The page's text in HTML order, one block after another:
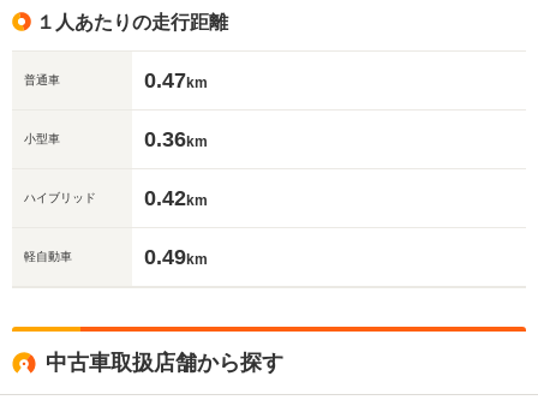
１人あたりの走行距離
普通車 0.47km
小型車 0.36km
ハイブリッド 0.42km
軽自動車 0.49km
中古車取扱店舗から探す